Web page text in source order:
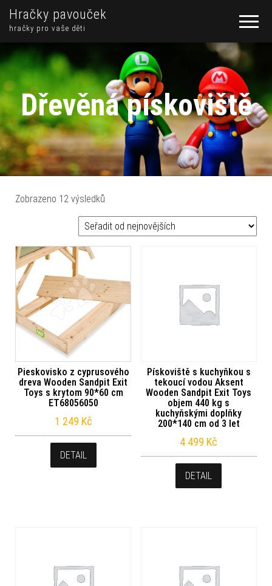
Hračky pavouček
hračky pro vaše děti
Dřevěná pískoviště
Zobrazeno 12 výsledků
Pieskovisko z cyprusového
dreva Wooden Sandpit Exit
Toys s krytom 90*60 cm
ET68056050
1 249 Kč
DETAIL
Pískoviště s kuchyňkou s
tekoucí vodou Aksent
Wooden Sandpit Exit Toys
objem 440 kg s
kuchyňskými doplňky
200*140 cm od 3 let
4 499 Kč
DETAIL